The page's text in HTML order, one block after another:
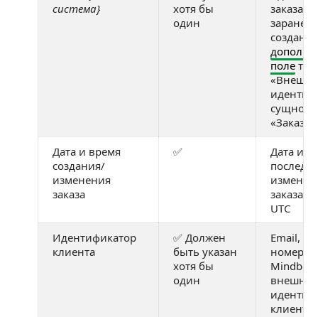
система}
хотя бы
один
заказа.
заранее
поле
«Заказ»
Дата и время
создания/
изменения
заказа
✅
Дата и
заказа
UTC
Идентификатор
клиента
✅ Должен
быть указан
хотя бы
один
Email,
номер
клиента